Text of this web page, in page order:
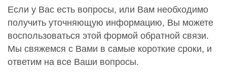
Если у Вас есть вопросы, или Вам необходимо
получить уточняющую информацию, Вы можете
воспользоваться этой формой обратной связи.
Мы свяжемся с Вами в самые короткие сроки, и
ответим на все Ваши вопросы.